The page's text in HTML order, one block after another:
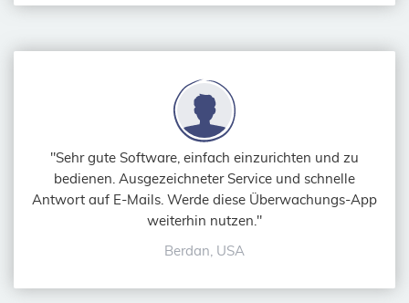
"Sehr gute Software, einfach einzurichten und zu
bedienen. Ausgezeichneter Service und schnelle
Antwort auf E-Mails. Werde diese Überwachungs-App
weiterhin nutzen."
Berdan, USA